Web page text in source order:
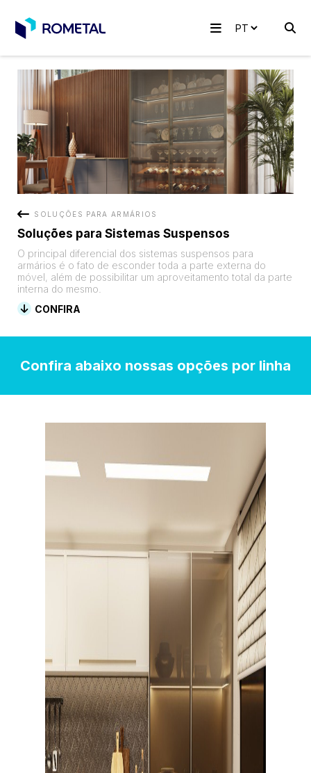
SOLUÇÕES PARA ARMÁRIOS
Soluções para Sistemas Suspensos
O principal diferencial dos sistemas suspensos para
armários é o fato de esconder toda a parte externa do
móvel, além de possibilitar um aproveitamento total da parte
interna do mesmo.
CONFIRA
Confira abaixo nossas opções por linha